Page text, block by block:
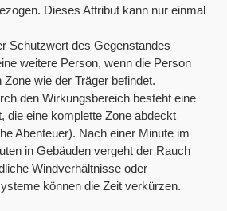
Dieses Attribut kann nur einmal
Schutzwert des Gegenstandes
weitere Person, wenn die Person
wie der Träger befindet.
den Wirkungsbereich besteht eine
die eine komplette Zone abdeckt
Abenteuer). Nach einer Minute im
in Gebäuden vergeht der Rauch
Windverhältnisse oder
können die Zeit verkürzen.